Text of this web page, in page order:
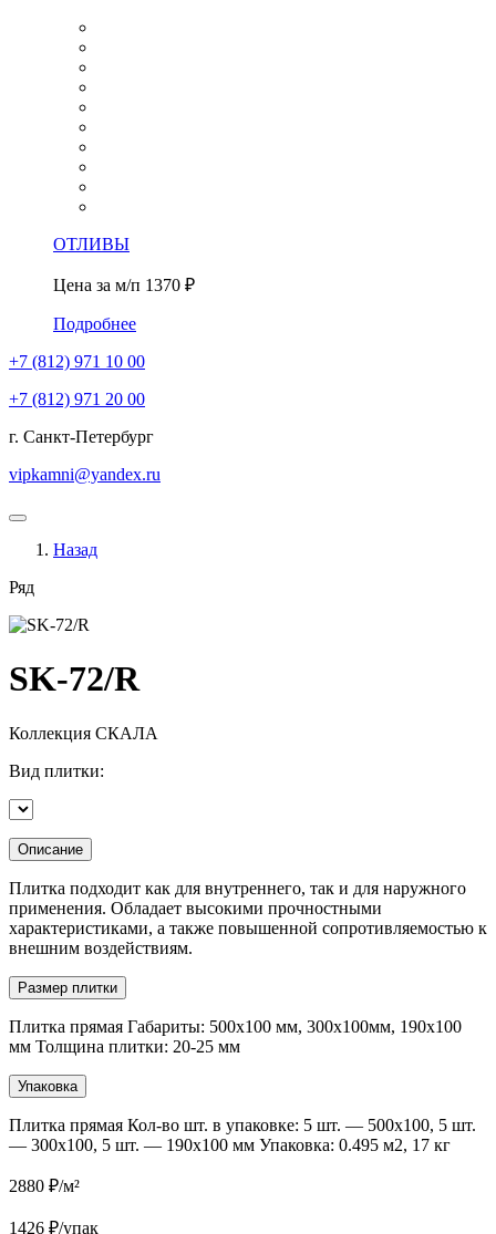
ОТЛИВЫ
Цена за м/п 1370 ₽
Подробнее
+7 (812) 971 10 00
+7 (812) 971 20 00
г. Санкт-Петербург
vipkamni@yandex.ru
Назад
Ряд
SK-72/R
Коллекция СКАЛА
Вид плитки:
Описание
Плитка подходит как для внутреннего, так и для наружного
применения. Обладает высокими прочностными
характеристиками, а также повышенной сопротивляемостью к
внешним воздействиям.
Размер плитки
Плитка прямая Габариты: 500х100 мм, 300х100мм, 190х100
мм Толщина плитки: 20-25 мм
Упаковка
Плитка прямая Кол-во шт. в упаковке: 5 шт. — 500х100, 5 шт.
— 300х100, 5 шт. — 190х100 мм Упаковка: 0.495 м2, 17 кг
2880 ₽/м²
1426 ₽/упак